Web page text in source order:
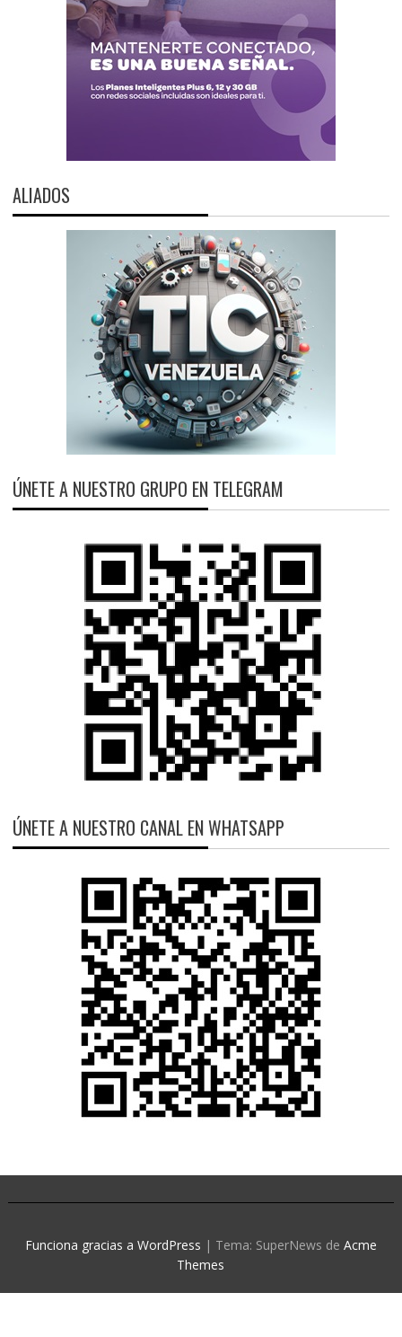
ALIADOS
ÚNETE A NUESTRO GRUPO EN TELEGRAM
ÚNETE A NUESTRO CANAL EN WHATSAPP
Funciona gracias a WordPress | Tema: SuperNews de Acme
Themes